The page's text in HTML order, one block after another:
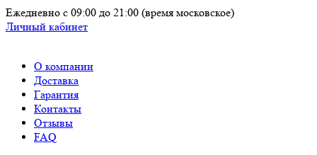
Ежедневно с 09:00 до 21:00 (время московское)
Личный кабинет
О компании
Доставка
Гарантия
Контакты
Отзывы
FAQ